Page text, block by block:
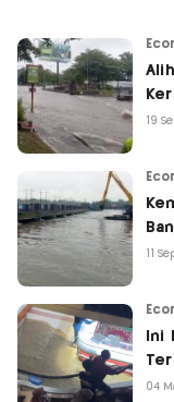
19
11
Ini
04